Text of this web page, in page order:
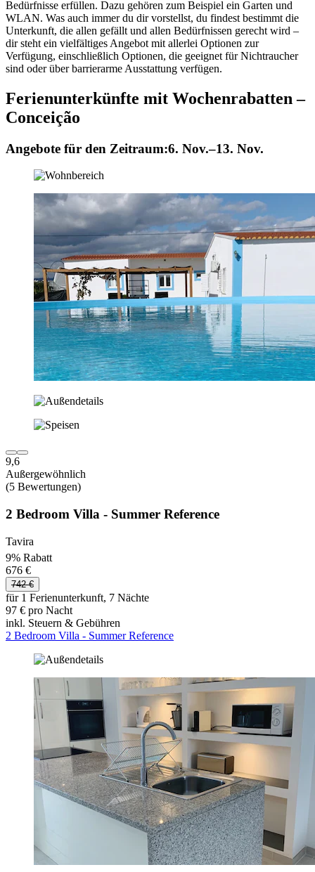
Bedürfnisse erfüllen. Dazu gehören zum Beispiel ein Garten und
WLAN. Was auch immer du dir vorstellst, du findest bestimmt die
Unterkunft, die allen gefällt und allen Bedürfnissen gerecht wird –
dir steht ein vielfältiges Angebot mit allerlei Optionen zur
Verfügung, einschließlich Optionen, die geeignet für Nichtraucher
sind oder über barrierarme Ausstattung verfügen.
Ferienunterkünfte mit Wochenrabatten –
Conceição
Angebote für den Zeitraum:6. Nov.–13. Nov.
9,6
Außergewöhnlich
(5 Bewertungen)
2 Bedroom Villa - Summer Reference
Tavira
9% Rabatt
676 €
742 €
für 1 Ferienunterkunft, 7 Nächte
97 € pro Nacht
inkl. Steuern & Gebühren
2 Bedroom Villa - Summer Reference